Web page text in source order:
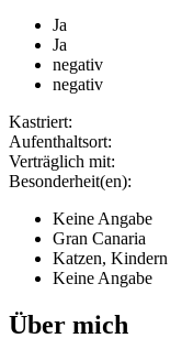
Ja
Ja
negativ
negativ
Kastriert:
Aufenthaltsort:
Verträglich mit:
Besonderheit(en):
Keine Angabe
Gran Canaria
Katzen, Kindern
Keine Angabe
Über mich